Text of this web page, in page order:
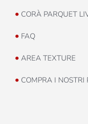
• CORÀ PARQUET
• FAQ
• AREA TEXTURE
• COMPRA I NOSTRI